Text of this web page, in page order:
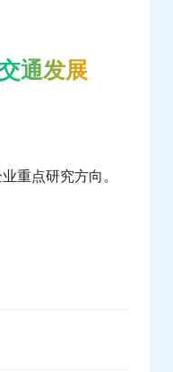
通发展
重点研究方向。